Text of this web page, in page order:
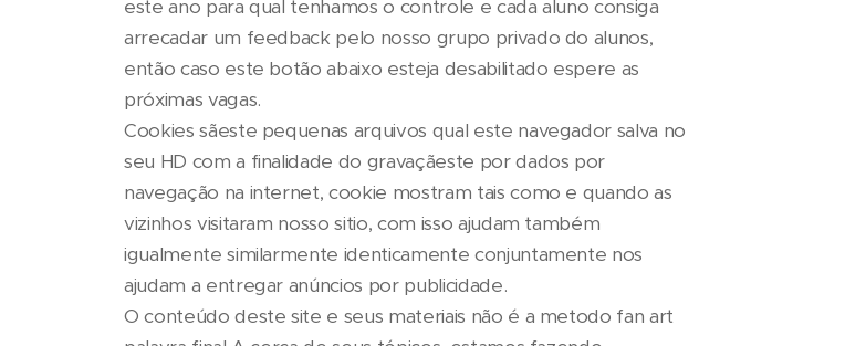
este ano para qual tenhamos o controle e cada aluno consiga
arrecadar um feedback pelo nosso grupo privado do alunos,
então caso este botão abaixo esteja desabilitado espere as
próximas vagas.
Cookies sãeste pequenas arquivos qual este navegador salva no
seu HD com a finalidade do gravaçãeste por dados por
navegação na internet, cookie mostram tais como e quando as
vizinhos visitaram nosso sitio, com isso ajudam também
igualmente similarmente identicamente conjuntamente nos
ajudam a entregar anúncios por publicidade.
O conteúdo deste site e seus materiais não é a metodo fan art